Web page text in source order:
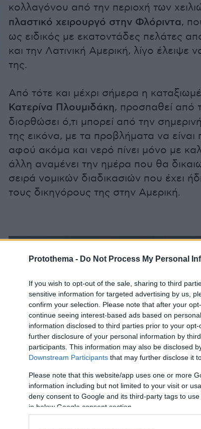
Protothema - Do Not Process My Personal
If you wish to opt-out of the sale, sharing to third
sensitive information for targeted advertising by us,
confirm your selection. Please note that after your
continue seeing interest-based ads based on
information disclosed to third parties prior to your
further disclosure of your personal information by
participants. This information may also be disclosed
Downstream Participants that may further disclose it
Please note that this website/app uses one or more
information including but not limited to your visit or
deny consent to Google and its third-party tags to
in below Google consent section.
κολλαγόνου από την περιοχή των
πλαστικό χειρουργό στην Φλόριντα,
ως ειδικός με εκατοντάδες πελάτες
και την Λατινική Αμερική, λίγο έλειψε
της.
Από τότε και μέχρι σήμερα η
Κατερίνα Πλουμιδάκη, προσπαθεί από
διορθώσει ό,τι μπορεί από την
της εικόνα, με τα προβλήματα να
αφού ακόμα και νερό πίνει μόνο με
άλλη αναμένει την ημέρα που θα
σειρά νομικών διαδικασιών που έχει
τους δικηγόρους της στην Αμερική.